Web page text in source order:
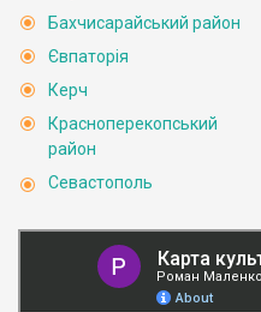
Бахчисарайський район
Євпаторія
Керч
Красноперекопський
район
Севастополь